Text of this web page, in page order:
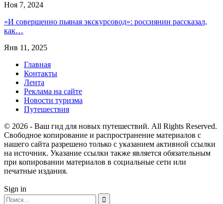
Ноя 7, 2024
«И совершенно пьяная экскурсовод»: россиянин рассказал,
как…
Янв 11, 2025
Главная
Контакты
Лента
Реклама на сайте
Новости туризма
Путешествия
© 2026 - Ваш гид для новых путешествий. All Rights Reserved.
Свободное копирование и распространение материалов с
нашего сайта разрешено только с указанием активной ссылки
на источник. Указание ссылки также является обязательным
при копировании материалов в социальные сети или
печатные издания.
Sign in